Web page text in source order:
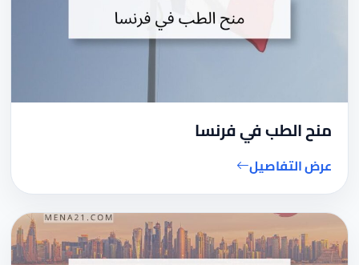
منح الطب في فرنسا
عرض التفاصيل